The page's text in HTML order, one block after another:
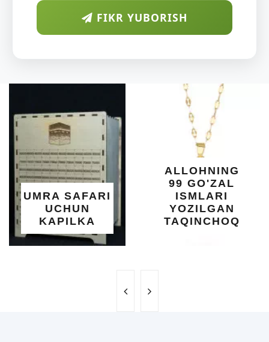
FIKR YUBORISH
UMRA SAFARI
UCHUN
KAPILKA
ALLOHNING
99 GO'ZAL
ISMLARI
YOZILGAN
TAQINCHOQ